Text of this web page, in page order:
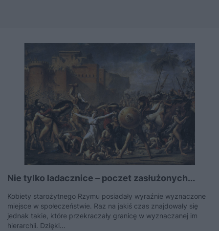
Nie tylko ladacznice – poczet zasłużonych...
Kobiety starożytnego Rzymu posiadały wyraźnie wyznaczone
miejsce w społeczeństwie. Raz na jakiś czas znajdowały się
jednak takie, które przekraczały granicę w wyznaczanej im
hierarchii. Dzięki...